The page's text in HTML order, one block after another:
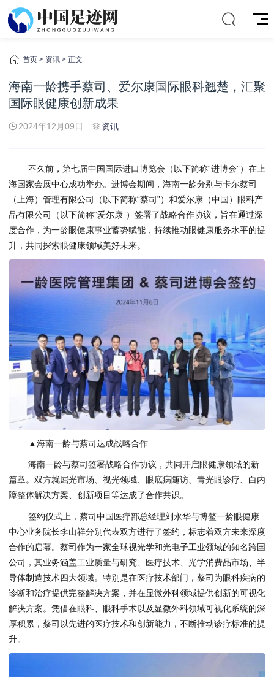
首页 > 资讯 > 正文
海南一龄携手蔡司、爱尔康国际眼科翘楚，汇聚
国际眼健康创新成果
2024年12月09日 资讯
不久前，第七届中国国际进口博览会（以下简称“进博会”）在上
海国家会展中心成功举办。进博会期间，海南一龄分别与卡尔蔡司
（上海）管理有限公司（以下简称“蔡司”）和爱尔康（中国）眼科产
品有限公司（以下简称“爱尔康”）签署了战略合作协议，旨在通过深
度合作，为一龄眼健康事业蓄势赋能，持续推动眼健康服务水平的提
升，共同探索眼健康领域美好未来。
▲海南一龄与蔡司达成战略合作
海南一龄与蔡司签署战略合作协议，共同开启眼健康领域的新
篇章。双方就屈光市场、视光领域、眼底病随访、青光眼诊疗、白内
障整体解决方案、创新项目等达成了合作共识。
签约仪式上，蔡司中国医疗部总经理刘永华与博鳌一龄眼健康
中心业务院长李山祥分别代表双方进行了签约，标志着双方未来深度
合作的启幕。蔡司作为一家全球视光学和光电子工业领域的知名跨国
公司，其业务涵盖工业质量与研究、医疗技术、光学消费品市场、半
导体制造技术四大领域。特别是在医疗技术部门，蔡司为眼科疾病的
诊断和治疗提供完整解决方案，并在显微外科领域提供创新的可视化
解决方案。凭借在眼科、眼科手术以及显微外科领域可视化系统的深
厚积累，蔡司以先进的医疗技术和创新能力，不断推动诊疗标准的提
升。